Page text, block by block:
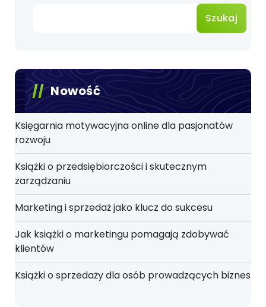
Szukaj
Nowość
Księgarnia motywacyjna online dla pasjonatów
rozwoju
Książki o przedsiębiorczości i skutecznym
zarządzaniu
Marketing i sprzedaż jako klucz do sukcesu
Jak książki o marketingu pomagają zdobywać
klientów
Książki o sprzedaży dla osób prowadzących biznes